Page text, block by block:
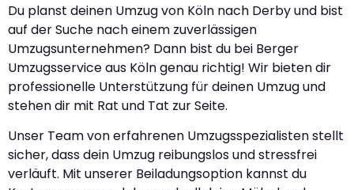
Du planst deinen Umzug von Köln nach Derby und bist
auf der Suche nach einem zuverlässigen
Umzugsunternehmen? Dann bist du bei Berger
Umzugsservice aus Köln genau richtig! Wir bieten dir
professionelle Unterstützung für deinen Umzug und
stehen dir mit Rat und Tat zur Seite.
Unser Team von erfahrenen Umzugsspezialisten stellt
sicher, dass dein Umzug reibungslos und stressfrei
verläuft. Mit unserer Beiladungsoption kannst du